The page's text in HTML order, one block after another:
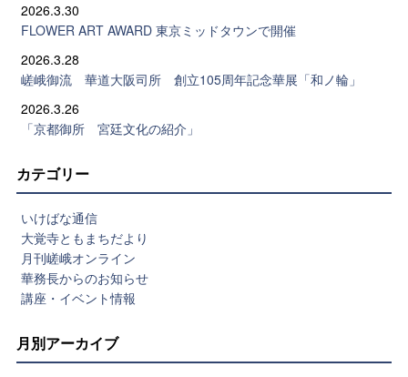
2026.3.30
FLOWER ART AWARD 東京ミッドタウンで開催
2026.3.28
嵯峨御流 華道大阪司所 創立105周年記念華展「和ノ輪」
2026.3.26
「京都御所 宮廷文化の紹介」
カテゴリー
いけばな通信
大覚寺ともまちだより
月刊嵯峨オンライン
華務長からのお知らせ
講座・イベント情報
月別アーカイブ